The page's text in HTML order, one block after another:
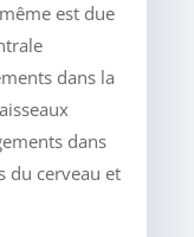
est due
dans la
dans
du cerveau et